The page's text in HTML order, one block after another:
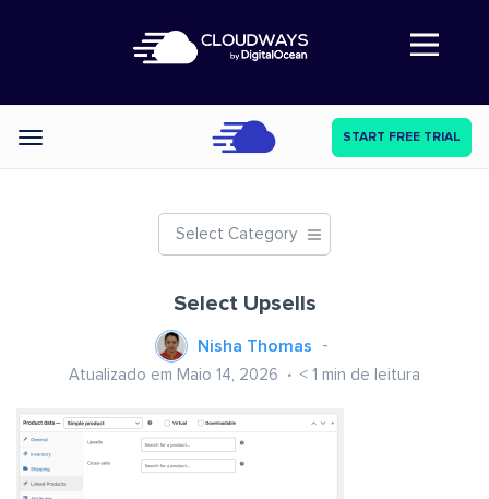
Abre a navegação
Categories START FREE TRIAL
Select Category
Select Upsells
Nisha Thomas
Atualizado em Maio 14, 2026 < 1 min de leitura